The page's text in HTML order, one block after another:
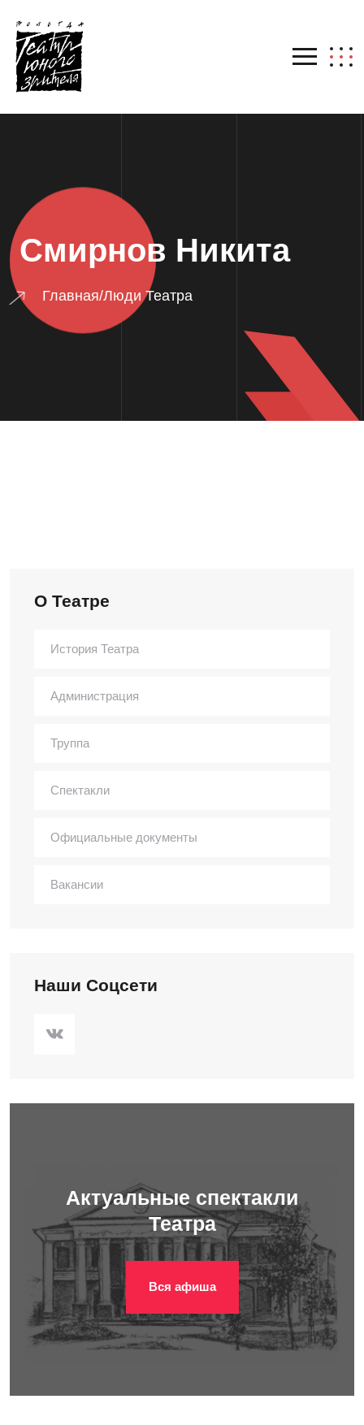
Смирнов Никита
Главная/Люди Театра
О Театре
История Театра
Администрация
Труппа
Спектакли
Официальные документы
Вакансии
Наши Соцсети
Актуальные спектакли
Театра
Вся афиша